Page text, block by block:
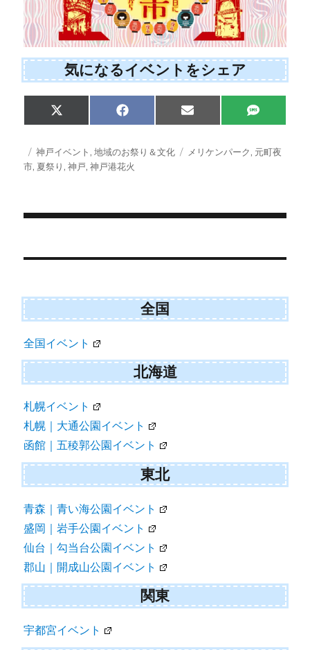
気になるイベントをシェア
Share
on
X
(
w
t
)
Share
on
F
a
e
b
o
Share
on
E
m
i
Share
on
S
M
投
稿
カ
テ
神戸イベント ,地域のお祭り＆文化
タ
メリケンパーク, 元町夜
市, 夏祭り ,神戸,神戸港花火
稿
ビ
ゲ
ー
シ
ョ
ン
全国
全国イベント
北海道
札幌イベント
札幌｜大通公園イベント
函館｜五稜郭公園イベント
東北
青森｜青い海公園イベント
盛岡｜岩手公園イベント
仙台｜勾当台公園イベント
郡山｜開成山公園イベント
関東
宇都宮イベント